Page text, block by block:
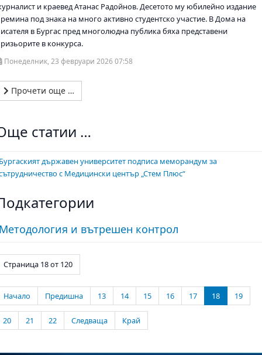
и краевед Атанас Радойнов. Десетото му юбилейно издание
под знака на много активно студентско участие. В Дома на
в Бургас пред многолюдна публика бяха представени
в конкурса.
Понеделник, 23 февруари 2026 07:58
Прочети още …
статии …
държавен университет подписа меморандум за
с Медицински център „Стем Плюс“
и вътрешен контрол
Страница 18 от 120
Начало Предишна 13 14 15 16 17 18 19
20 21 22 Следваща Край